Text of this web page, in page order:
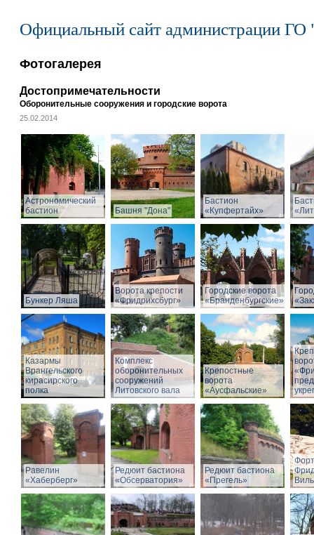
Официальный сайт администрации ГО
Фотогалерея
Достопримечательности
Оборонительные сооружения и городские ворота
25.02.2014
Астрономический
бастион
Башня "Дона"
Бастион
«Купфертайх»
Бункер Ляша
Ворота крепости
«Фридрихсбург»
Городские ворота
«Бранденбургские»
Казармы
Врангельского
кирасирского
полка
Комплекс
оборонительных
сооружений
Литовского вала
Крепостные
ворота
«Аусфальские»
Равелин
«Хаберберг»
Редюит бастиона
«Обсерватория»
Редюит бастиона
«Прегель»